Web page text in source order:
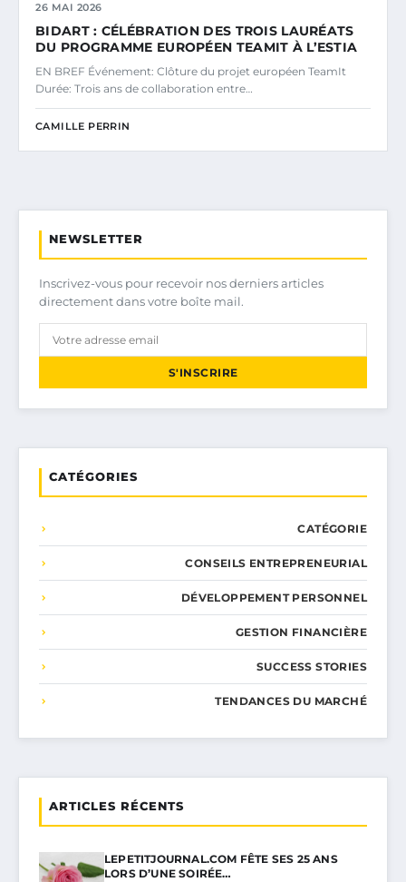
26 MAI 2026
BIDART : CÉLÉBRATION DES TROIS LAURÉATS
DU PROGRAMME EUROPÉEN TEAMIT À L’ESTIA
EN BREF Événement: Clôture du projet européen TeamIt
Durée: Trois ans de collaboration entre…
CAMILLE PERRIN
NEWSLETTER
Inscrivez-vous pour recevoir nos derniers articles
directement dans votre boîte mail.
S'INSCRIRE
CATÉGORIES
CATÉGORIE
CONSEILS ENTREPRENEURIAL
DÉVELOPPEMENT PERSONNEL
GESTION FINANCIÈRE
SUCCESS STORIES
TENDANCES DU MARCHÉ
ARTICLES RÉCENTS
LEPETITJOURNAL.COM FÊTE SES 25 ANS
LORS D’UNE SOIRÉE…